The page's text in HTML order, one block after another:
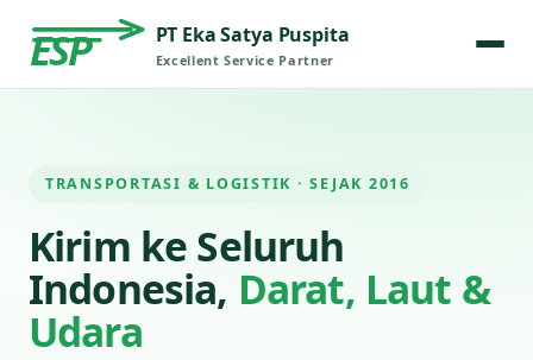
ESP PT Eka Satya Puspita
Excellent Service Partner
TRANSPORTASI & LOGISTIK · SEJAK 2016
Kirim ke Seluruh
Indonesia, Darat, Laut &
Udara